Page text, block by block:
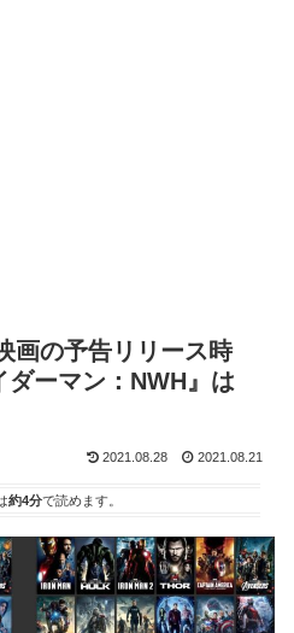
画の予告リリース時
ーマン：NWH』は
2021.08.28 2021.08.21
約4分で読めます。